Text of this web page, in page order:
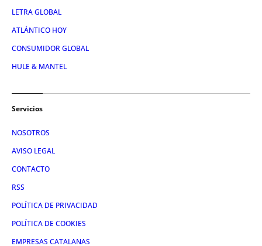
LETRA GLOBAL
ATLÁNTICO HOY
CONSUMIDOR GLOBAL
HULE & MANTEL
Servicios
NOSOTROS
AVISO LEGAL
CONTACTO
RSS
POLÍTICA DE PRIVACIDAD
POLÍTICA DE COOKIES
EMPRESAS CATALANAS